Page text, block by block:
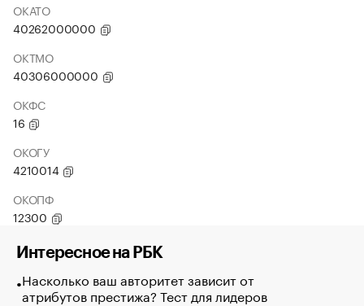
ОКАТО
40262000000
ОКТМО
40306000000
ОКФС
16
ОКОГУ
4210014
ОКОПФ
12300
Интересное на РБК
Насколько ваш авторитет зависит от
атрибутов престижа? Тест для лидеров